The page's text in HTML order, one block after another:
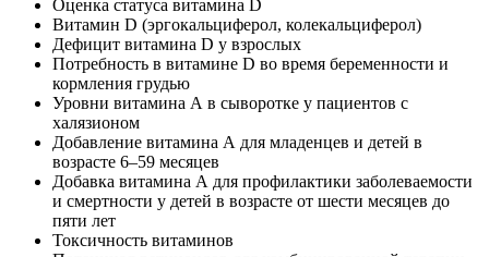
Оценка статуса витамина D
Витамин D (эргокальциферол, колекальциферол)
Дефицит витамина D у взрослых
Потребность в витамине D во время беременности и
кормления грудью
Уровни витамина А в сыворотке у пациентов с
халязионом
Добавление витамина А для младенцев и детей в
возрасте 6–59 месяцев
Добавка витамина А для профилактики заболеваемости
и смертности у детей в возрасте от шести месяцев до
пяти лет
Токсичность витаминов